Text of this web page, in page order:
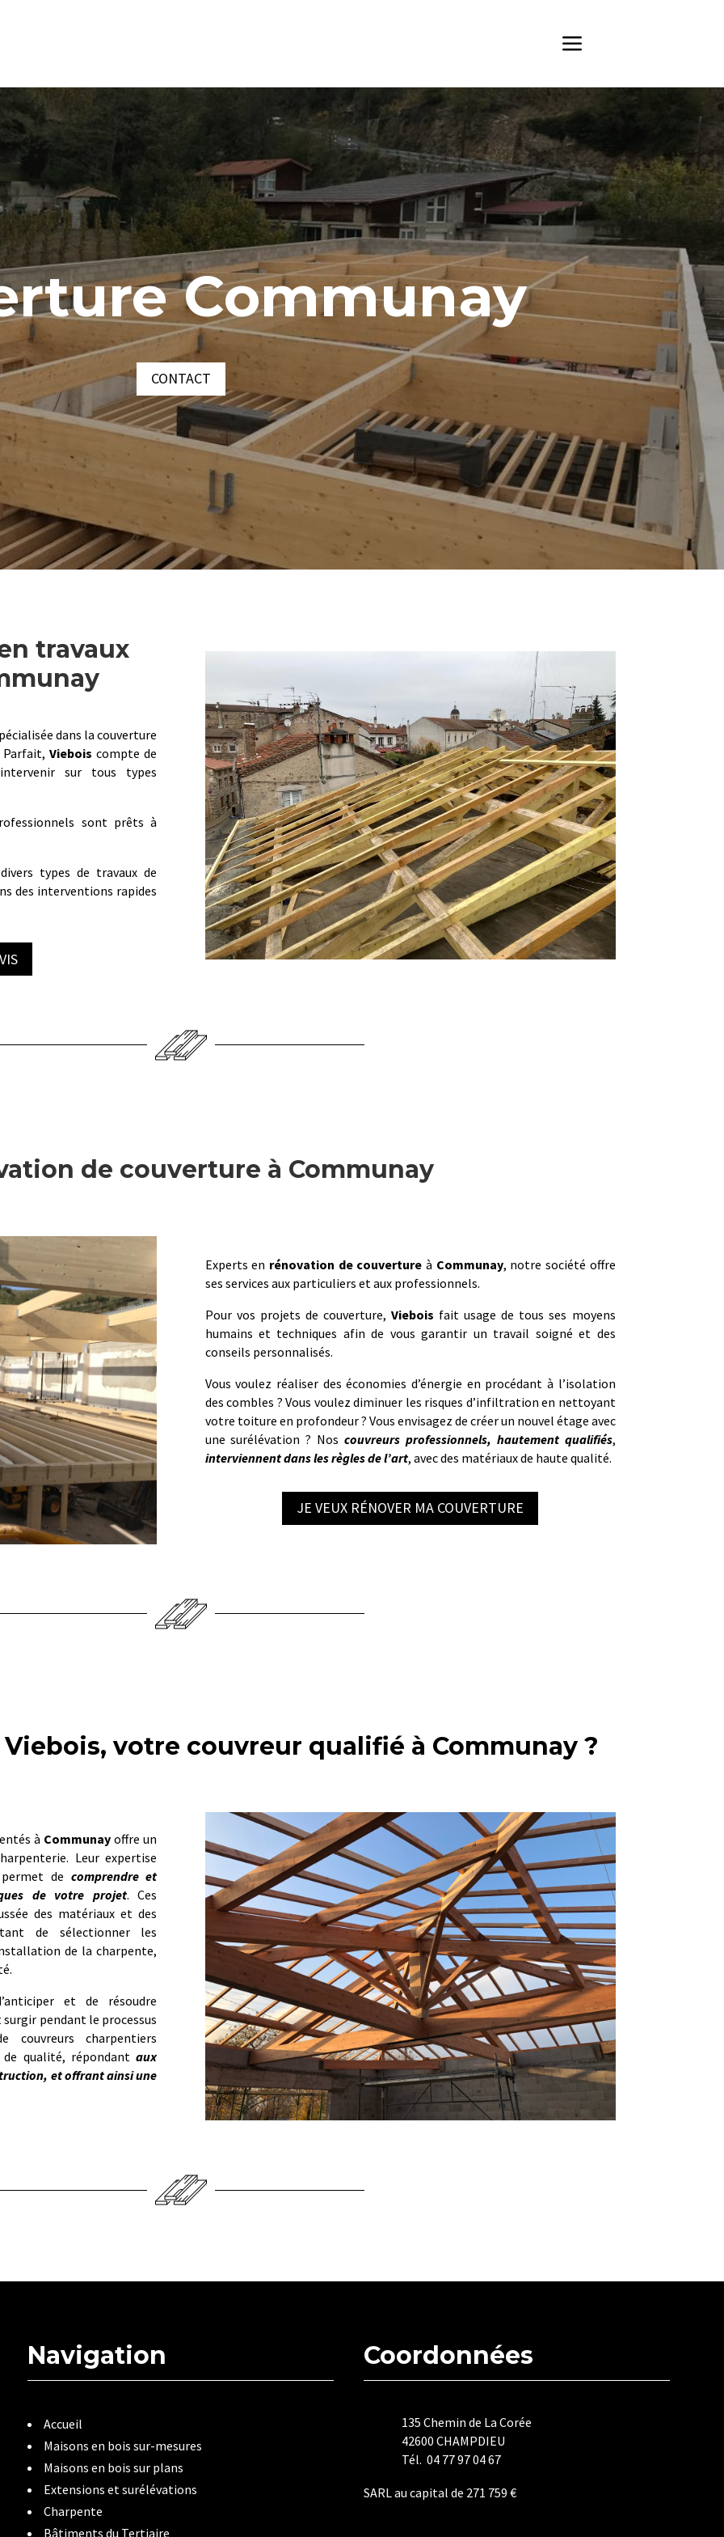
Communay
CONTACT
travaux
dans la couverture
Viebois compte de
sur tous types
sont prêts à
types de travaux de
des interventions rapides
de couverture à Communay
Experts en rénovation de couverture à Communay, notre société offre
ses services aux particuliers et aux professionnels.
Pour vos projets de couverture,Viebois fait usage de tous ses moyens
humains et techniques afin de vous garantir un travail soigné et des
conseils personnalisés.
Vous voulez réaliser des économies d’énergie en procédant à l’isolation
des combles ? Vous voulez diminuer les risques d’infiltration en nettoyant
votre toiture en profondeur ? Vous envisagez de créer un nouvel étage avec
une surélévation ? Nos couvreurs professionnels, hautement qualifiés,
interviennent dans les règles de l’art, avec des matériaux de haute qualité.
JE VEUX RÉNOVER MA COUVERTURE
votre couvreur qualifié à Communay ?
à Communay offre un
Leur expertise
de comprendre et
de votre projet. Ces
des matériaux et des
de sélectionner les
de la charpente,
et de résoudre
pendant le processus
couvreurs charpentiers
de qualité, répondantaux
et offrant ainsi une
Navigation
Accueil
Maisons en bois sur-mesures
Maisons en bois sur plans
Extensions et surélévations
Charpente
Bâtiments du Tertiaire
Coordonnées
135 Chemin de La Corée
42600 CHAMPDIEU
Tél. 04 77 97 04 67
SARL au capital de 271 759 €